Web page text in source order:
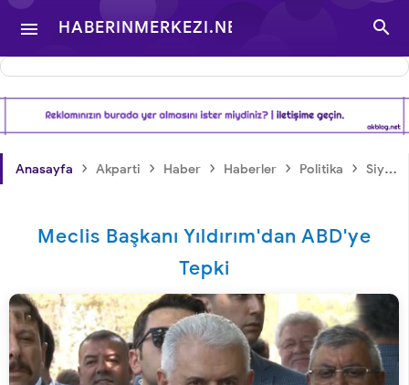
 HABERINMERKEZI.NET
- TÜRKIYE VE DÜNYA
GÜNDEMINDEN

Anasayfa › Akparti › Haber › Haberler › Politika › Siyaset
Meclis Başkanı Yıldırım'dan ABD'ye
Tepki